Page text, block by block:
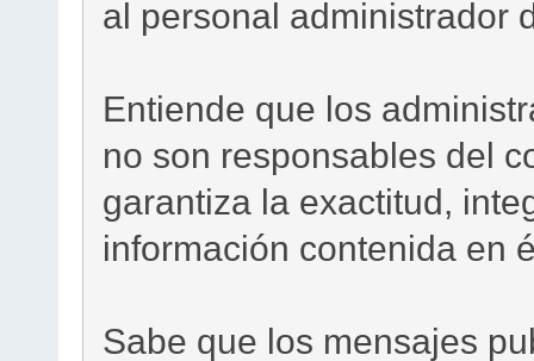
al personal administrador
Entiende que los
no son responsables del
garantiza la exactitud,
información contenida en
Sabe que los mensajes